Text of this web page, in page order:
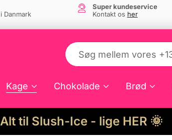
Danmark
Super kundeservice
Kontakt os her
Kage Chokolade Brød
Alt til Slush-Ice - lige HER 🌞